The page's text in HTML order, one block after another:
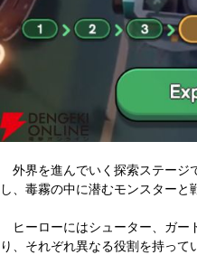
外界を進んでいく探索ステージ
し、毒霧の中に潜むモンスターと
ヒーローにはシューター、ガー
り、それぞれ異なる役割を持っ